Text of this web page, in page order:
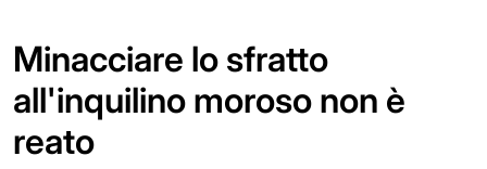
Minacciare lo sfratto
all'inquilino moroso non è
reato